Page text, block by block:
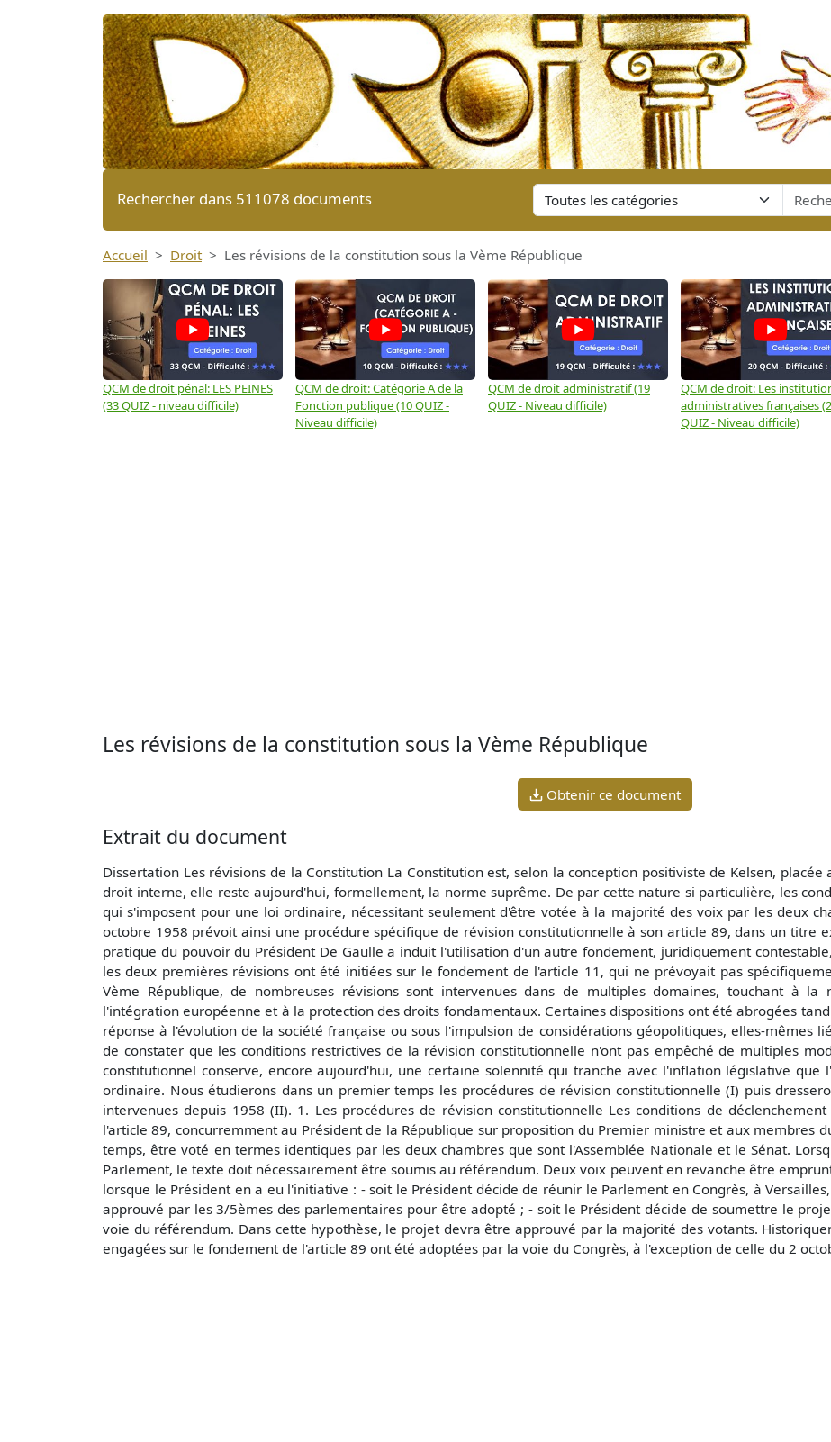
Rechercher dans 511078 documents
Accueil Droit Les révisions de la constitution sous la Vème République
QCM de droit pénal: LES PEINES
(33 QUIZ - niveau difficile)
QCM de droit: Catégorie A de la
Fonction publique (10 QUIZ -
Niveau difficile)
QCM de droit administratif (19
QUIZ - Niveau difficile)
QCM de droit: Les
administratives françaises
QUIZ - Niveau difficile)
Les révisions de la constitution sous la Vème République
Obtenir ce document
Extrait du document
Dissertation Les révisions de la Constitution La Constitution est, selon la conception positiviste de Kelsen,
droit interne, elle reste aujourd'hui, formellement, la norme suprême. De par cette nature si particulière, les
qui s'imposent pour une loi ordinaire, nécessitant seulement d'être votée à la majorité des voix par les deux
octobre 1958 prévoit ainsi une procédure spécifique de révision constitutionnelle à son article 89, dans un titre
pratique du pouvoir du Président De Gaulle a induit l'utilisation d'un autre fondement, juridiquement
les deux premières révisions ont été initiées sur le fondement de l'article 11, qui ne prévoyait pas
Vème République, de nombreuses révisions sont intervenues dans de multiples domaines, touchant à
l'intégration européenne et à la protection des droits fondamentaux. Certaines dispositions ont été abrogées
réponse à l'évolution de la société française ou sous l'impulsion de considérations géopolitiques, elles-mêmes
de constater que les conditions restrictives de la révision constitutionnelle n'ont pas empêché de multiples
constitutionnel conserve, encore aujourd'hui, une certaine solennité qui tranche avec l'inflation législative
ordinaire. Nous étudierons dans un premier temps les procédures de révision constitutionnelle (I) puis
intervenues depuis 1958 (II). 1. Les procédures de révision constitutionnelle Les conditions de
l'article 89, concurremment au Président de la République sur proposition du Premier ministre et aux membres
temps, être voté en termes identiques par les deux chambres que sont l'Assemblée Nationale et le Sénat.
Parlement, le texte doit nécessairement être soumis au référendum. Deux voix peuvent en revanche être
lorsque le Président en a eu l'initiative : - soit le Président décide de réunir le Parlement en Congrès, à
approuvé par les 3/5èmes des parlementaires pour être adopté ; - soit le Président décide de soumettre le
voie du référendum. Dans cette hypothèse, le projet devra être approuvé par la majorité des votants.
engagées sur le fondement de l'article 89 ont été adoptées par la voie du Congrès, à l'exception de celle du 2